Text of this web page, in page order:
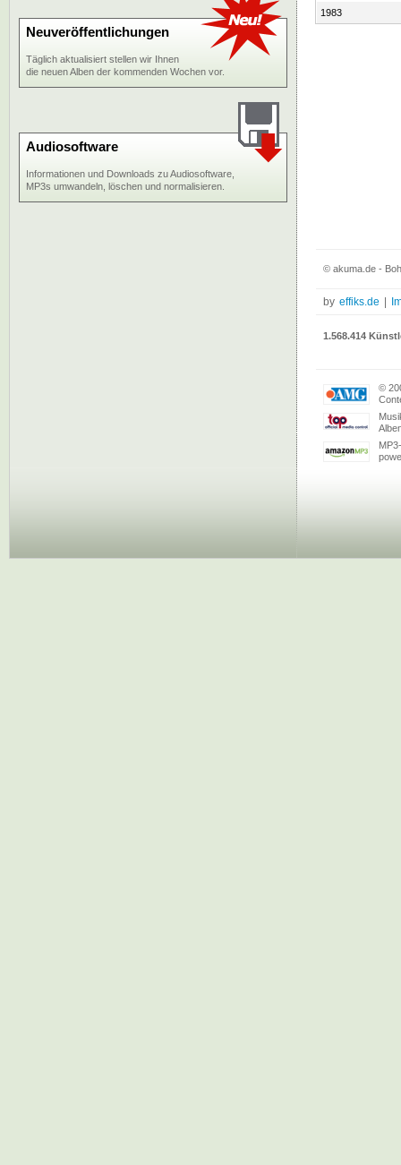
1983
Neuveröffentlichungen
Täglich aktualisiert stellen wir Ihnen
die neuen Alben der kommenden Wochen vor.
Audiosoftware
Informationen und Downloads zu Audiosoftware,
MP3s umwandeln, löschen und normalisieren.
© akuma.de -
by effiks.de
1.568.414
©